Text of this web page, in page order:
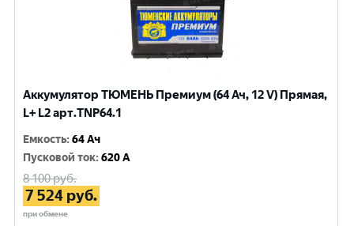
Аккумулятор ТЮМЕНЬ Премиум (64 Ач, 12 V) Прямая,
L+ L2 арт.TNP64.1
Емкость:64 Ач
Пусковой ток:620 A
8 100руб.
7 524 руб.
при обмене